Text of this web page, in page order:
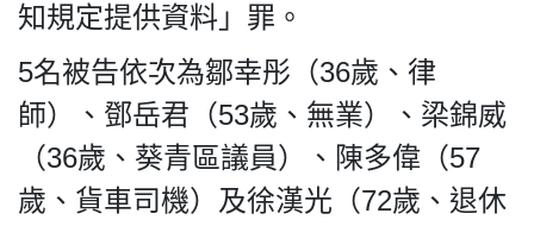
系列
活動
關於我們
知規定提供資料」罪。
5名被告依次為鄒幸彤（36歲、律
師）、鄧岳君（53歲、無業）、梁錦威
（36歲、葵青區議員）、陳多偉（57
歲、貨車司機）及徐漢光（72歲、退休